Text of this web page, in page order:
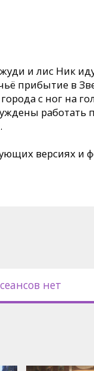
и лис Ник
прибытие в
с ног на
работать
версиях и
нет